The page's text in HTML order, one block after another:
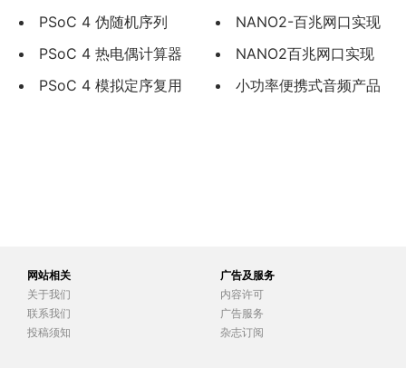
器 (UART)
PSoC 4 伪随机序列
(PRS)PSoC 4 热电偶计算器
组件PSoC 4 模拟定序复用
LED实验指导
NANO2-百兆网口实现
UDP报文验证实验指导
NANO2百兆网口实现
UDP包收发回环实验指导
小功率便携式音频产品
网站相关
关于我们
联系我们
投稿须知
广告及服务
内容许可
广告服务
杂志订阅